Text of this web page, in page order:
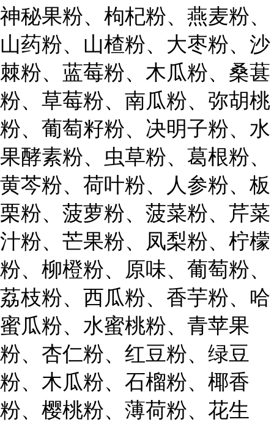
神秘果粉、枸杞粉、燕麦粉、
山药粉、山楂粉、大枣粉、沙
棘粉、蓝莓粉、木瓜粉、桑葚
粉、草莓粉、南瓜粉、弥胡桃
粉、葡萄籽粉、决明子粉、水
果酵素粉、虫草粉、葛根粉、
黄芩粉、荷叶粉、人参粉、板
栗粉、菠萝粉、菠菜粉、芹菜
汁粉、芒果粉、凤梨粉、柠檬
粉、柳橙粉、原味、葡萄粉、
荔枝粉、西瓜粉、香芋粉、哈
蜜瓜粉、水蜜桃粉、青苹果
粉、杏仁粉、红豆粉、绿豆
粉、木瓜粉、石榴粉、椰香
粉、樱桃粉、薄荷粉、花生